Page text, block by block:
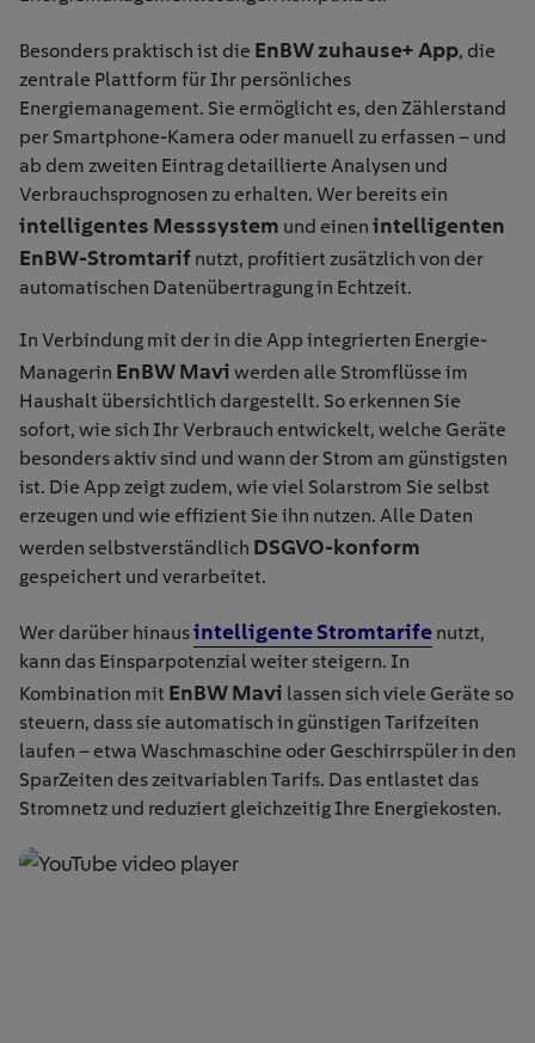
Besonders praktisch ist die EnBW zuhause+ App, die
zentrale Plattform für Ihr persönliches
Energiemanagement. Sie ermöglicht es, den Zählerstand
per Smartphone-Kamera oder manuell zu erfassen – und
ab dem zweiten Eintrag detaillierte Analysen und
Verbrauchsprognosen zu erhalten. Wer bereits ein
intelligentes Messsystem und einen intelligenten
EnBW-Stromtarif nutzt, profitiert zusätzlich von der
automatischen Datenübertragung in Echtzeit.
In Verbindung mit der in die App integrierten Energie-
Managerin EnBW Mavi werden alle Stromflüsse im
Haushalt übersichtlich dargestellt. So erkennen Sie
sofort, wie sich Ihr Verbrauch entwickelt, welche Geräte
besonders aktiv sind und wann der Strom am günstigsten
ist. Die App zeigt zudem, wie viel Solarstrom Sie selbst
erzeugen und wie effizient Sie ihn nutzen. Alle Daten
werden selbstverständlich DSGVO-konform
gespeichert und verarbeitet.
Wer darüber hinausintelligente Stromtarife nutzt,
kann das Einsparpotenzial weiter steigern. In
Kombination mit EnBW Mavi lassen sich viele Geräte so
steuern, dass sie automatisch in günstigen Tarifzeiten
laufen – etwa Waschmaschine oder Geschirrspüler in den
SparZeiten des zeitvariablen Tarifs. Das entlastet das
Stromnetz und reduziert gleichzeitig Ihre Energiekosten.